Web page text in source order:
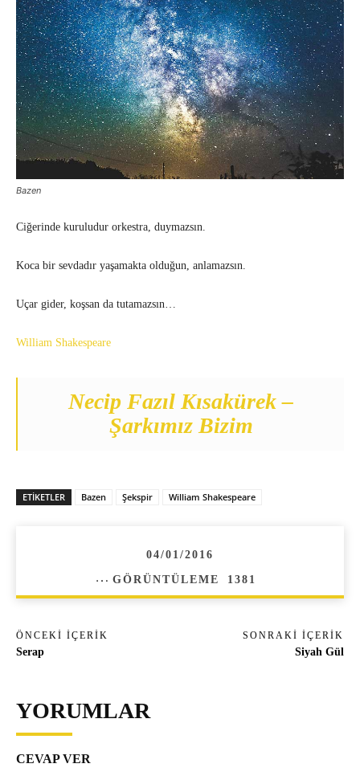
Bazen
Ciğerinde kuruludur orkestra, duymazsın.
Koca bir sevdadır yaşamakta olduğun, anlamazsın.
Uçar gider, koşsan da tutamazsın…
William Shakespeare
Necip Fazıl Kısakürek –
Şarkımız Bizim
ETIKETLER Bazen Şekspir William Shakespeare
04/01/2016
GÖRÜNTÜLEME 1381
ÖNCEKI İÇERIK
Serap
SONRAKI İÇERIK
Siyah Gül
YORUMLAR
CEVAP VER